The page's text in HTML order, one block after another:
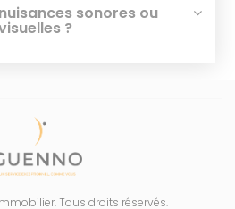
sonores ou
?
Tous droits réservés.